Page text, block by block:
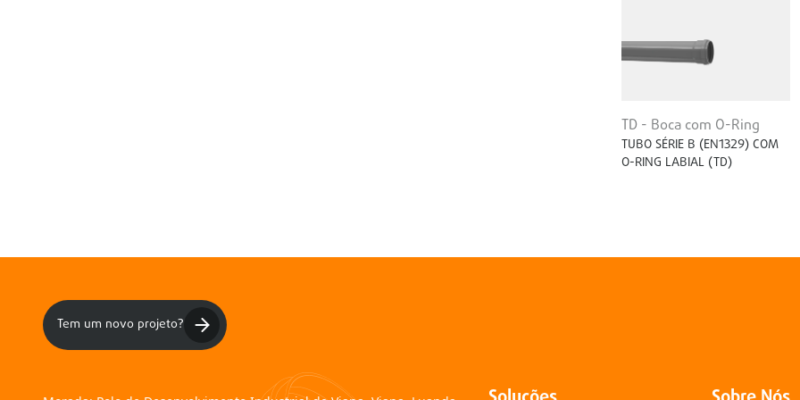
TD - Boca com O-Ring
TUBO SÉRIE B (EN1329) COM
O-RING LABIAL (TD)
Tem um novo projeto?